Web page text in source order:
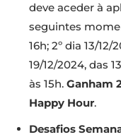
deve aceder à
seguintes
16h; 2º dia 13/12/
19/12/2024, das
às 15h. Ganham
Happy Hour.
Desafios